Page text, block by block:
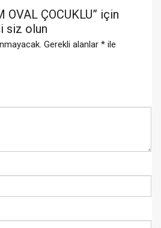
OVAL ÇOCUKLU” için
siz olun
Gerekli alanlar * ile